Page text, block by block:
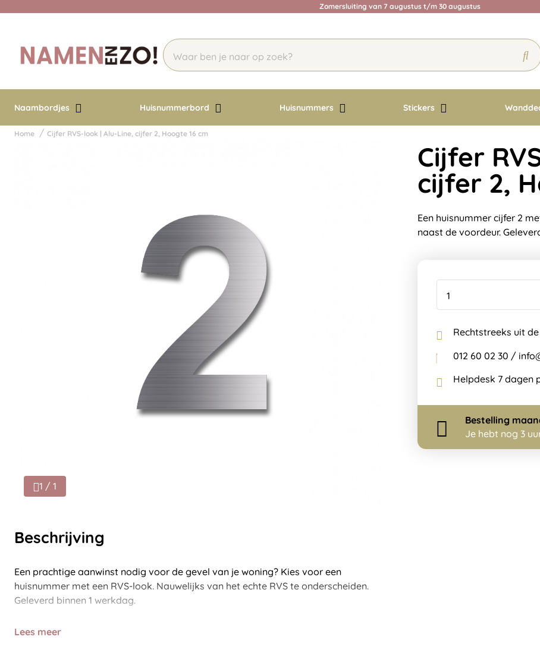
Zomersluiting van 7 augustus t/m 30 augustus
Naambordjes Huisnummerbord Huisnummers Stickers
Home Cijfer RVS-look | Alu-Line, cijfer 2, Hoogte 16 cm
1 / 1
Beschrijving
Een prachtige aanwinst nodig voor de gevel van je woning? Kies voor een
huisnummer met een RVS-look. Nauwelijks van het echte RVS te onderscheiden.
Geleverd binnen 1 werkdag.
Lees meer
Cijfer
cijfer 2,
Een huisnummer cijfer 2
naast de voordeur.
Rechtstreeks uit
012 60 02 30 /
Helpdesk 7 dagen
Bestelling
Je hebt nog 3